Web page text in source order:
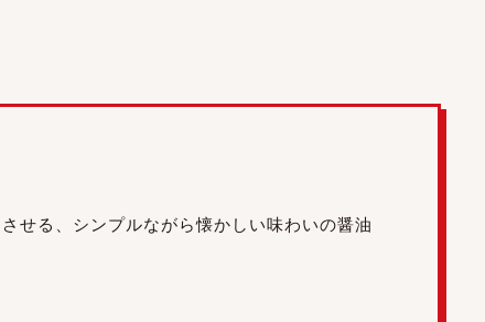
せる、シンプルながら懐かしい味わいの醤油